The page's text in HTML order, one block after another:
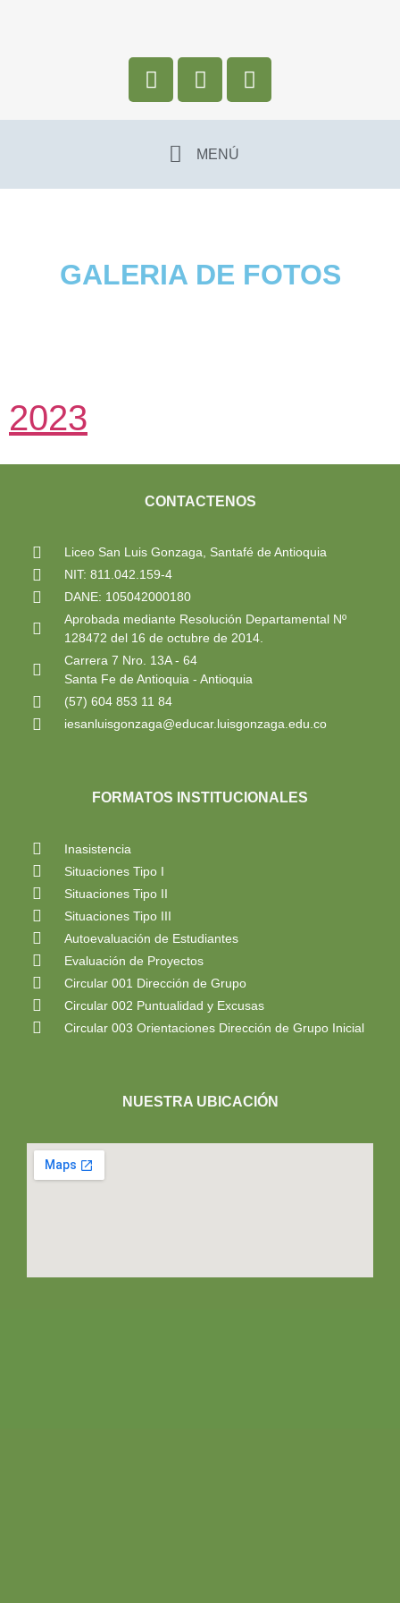
MENÚ
GALERIA DE FOTOS
2023
CONTACTENOS
Liceo San Luis Gonzaga, Santafé de Antioquia
NIT: 811.042.159-4
DANE: 105042000180
Aprobada mediante Resolución Departamental Nº
128472 del 16 de octubre de 2014.
Carrera 7 Nro. 13A - 64
Santa Fe de Antioquia - Antioquia
(57) 604 853 11 84
iesanluisgonzaga@educar.luisgonzaga.edu.co
FORMATOS INSTITUCIONALES
Inasistencia
Situaciones Tipo I
Situaciones Tipo II
Situaciones Tipo III
Autoevaluación de Estudiantes
Evaluación de Proyectos
Circular 001 Dirección de Grupo
Circular 002 Puntualidad y Excusas
Circular 003 Orientaciones Dirección de Grupo Inicial
NUESTRA UBICACIÓN